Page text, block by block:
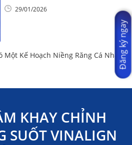
29/01/2026
Một Kế Hoạch Niềng Răng Cá Nhân
KHAY CHỈNH
SUỐT VINALIGN
Đăng ký ngay